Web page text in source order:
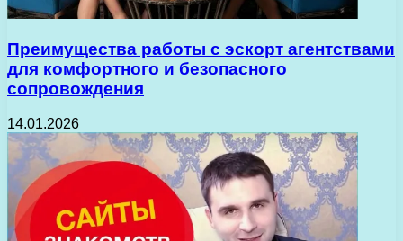
Преимущества работы с эскорт агентствами
для комфортного и безопасного
сопровождения
14.01.2026